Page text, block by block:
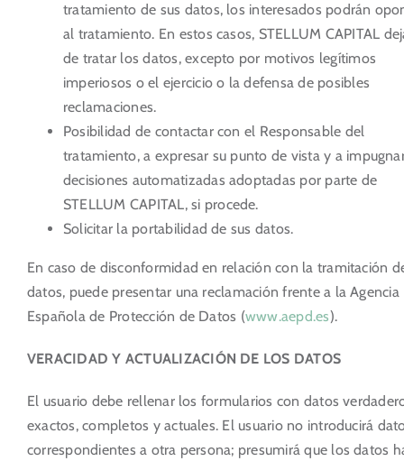
tratamiento de sus datos, los interesados podrán
al tratamiento. En estos casos, STELLUM CAPITAL
de tratar los datos, excepto por motivos legítimos
imperiosos o el ejercicio o la defensa de posibles
reclamaciones.
Posibilidad de contactar con el Responsable del
tratamiento, a expresar su punto de vista y a
decisiones automatizadas adoptadas por parte de
STELLUM CAPITAL, si procede.
Solicitar la portabilidad de sus datos.
En caso de disconformidad en relación con la tramitación
datos, puede presentar una reclamación frente a la Agencia
Española de Protección de Datos (www.aepd.es).
VERACIDAD Y ACTUALIZACIÓN DE LOS DATOS
El usuario debe rellenar los formularios con datos
exactos, completos y actuales. El usuario no introducirá
correspondientes a otra persona; presumirá que los datos